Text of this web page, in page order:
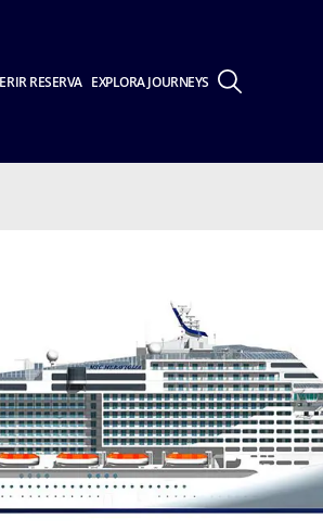
RESERVA EXPLORA JOURNEYS